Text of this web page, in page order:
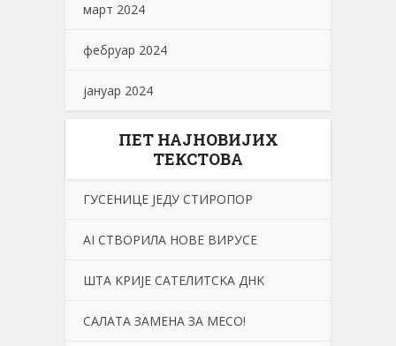
март 2024
фебруар 2024
јануар 2024
ПЕТ НАЈНОВИЈИХ
ТЕКСТОВА
ГУСЕНИЦЕ ЈЕДУ СТИРОПОР
АI СТВОРИЛА НОВЕ ВИРУСЕ
ШТА KРИЈЕ САТЕЛИТСKА ДНK
САЛАТА ЗАМЕНА ЗА МЕСО!